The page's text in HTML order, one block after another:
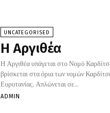
UNCATEGORISED
Η Αργιθέα
Η Αργιθέα υπάγεται στο Νομό
βρίσκεται στα όρια των νομών
Ευρυτα­νίας. Απλώνεται σε...
ADMIN